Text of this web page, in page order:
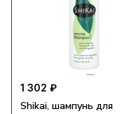
1 302 ₽
Shikai, шампунь для